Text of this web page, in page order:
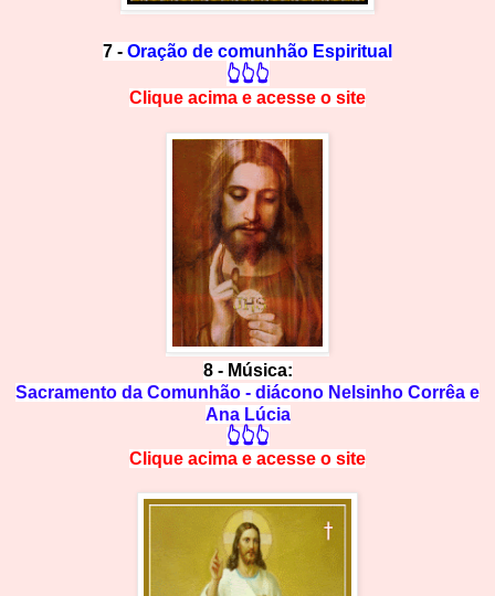
7 - Oração de comunhão Espiritual
👆👆👆
Clique acima e acesse o site
8 - Música:
Sacramento da Comunhão - diácono Nelsinho Corrêa e
Ana Lúcia
👆👆👆
Clique acima e acesse o site